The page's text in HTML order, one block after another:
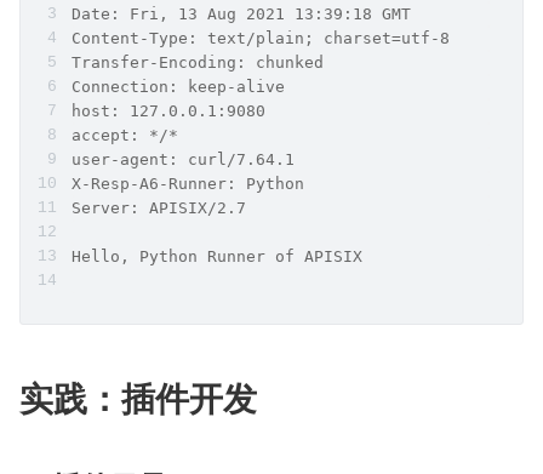
Date: Fri, 13 Aug 2021 13:39:18 GMT
Content-Type: text/plain; charset=utf-8
Transfer-Encoding: chunked
Connection: keep-alive
host: 127.0.0.1:9080
accept: */*
user-agent: curl/7.64.1
X-Resp-A6-Runner: Python
Server: APISIX/2.7
Hello, Python Runner of APISIX
实践：插件开发